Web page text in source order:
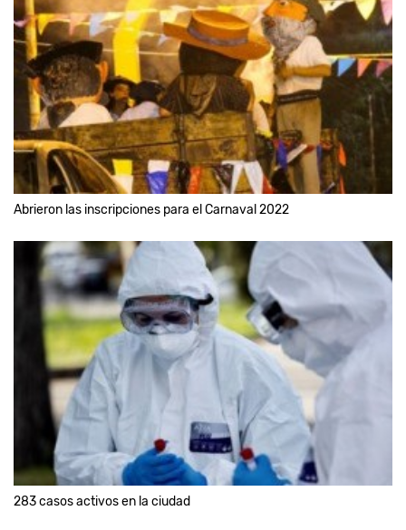
Abrieron las inscripciones para el Carnaval 2022
283 casos activos en la ciudad